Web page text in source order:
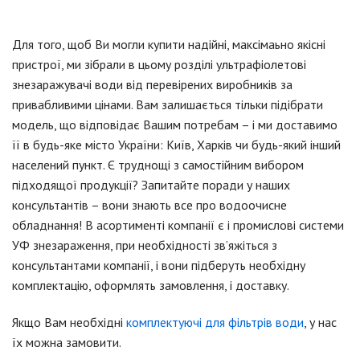
Для того, щоб Ви могли купити надійні, максімаьно якісні
пристрої, ми зібрали в цьому розділі ультрафіолетові
знезаражувачі води від перевірених виробників за
привабливими цінами. Вам залишається тільки підібрати
модель, що відповідає Вашим потребам – і ми доставимо
її в будь-яке місто України: Київ, Харків чи будь-який інший
населений пункт. Є труднощі з самостійним вибором
підходящої продукції? Запитайте поради у наших
консультантів – вони знають все про водоочисне
обладнання! В асортименті компанії є і промислові системи
УФ знезараження, при необхідності зв’яжіться з
консультантами компанії, і вони підберуть необхідну
комплектацію, оформлять замовлення, і доставку.
Якщо Вам необхідні комплектуючі для фільтрів води , у нас
їх можна замовити.